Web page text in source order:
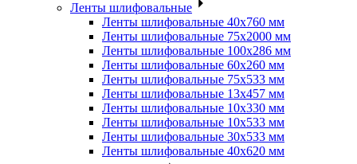
Ленты шлифовальные
Ленты шлифовальные 40х760 мм
Ленты шлифовальные 75х2000 мм
Ленты шлифовальные 100х286 мм
Ленты шлифовальные 60х260 мм
Ленты шлифовальные 75х533 мм
Ленты шлифовальные 13х457 мм
Ленты шлифовальные 10х330 мм
Ленты шлифовальные 10х533 мм
Ленты шлифовальные 30х533 мм
Ленты шлифовальные 40х620 мм